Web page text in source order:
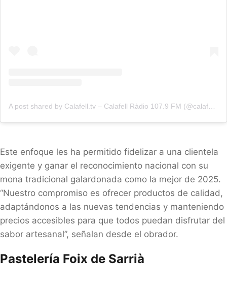
A post shared by Calafell.tv – Calafell Ràdio 107.9 FM (@calafellradio)
Este enfoque les ha permitido fidelizar a una clientela
exigente y ganar el reconocimiento nacional con su
mona tradicional galardonada como la mejor de 2025.
“Nuestro compromiso es ofrecer productos de calidad,
adaptándonos a las nuevas tendencias y manteniendo
precios accesibles para que todos puedan disfrutar del
sabor artesanal”, señalan desde el obrador.
Pastelería Foix de Sarrià